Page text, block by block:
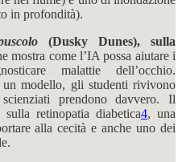
in profondità).
(Dusky Dunes), sulla
mostra come l’IA possa aiutare i
malattie dell’occhio.
un modello, gli studenti rivivono
prendono davvero. Il
retinopatia diabetica4, una
alla cecità e anche uno dei